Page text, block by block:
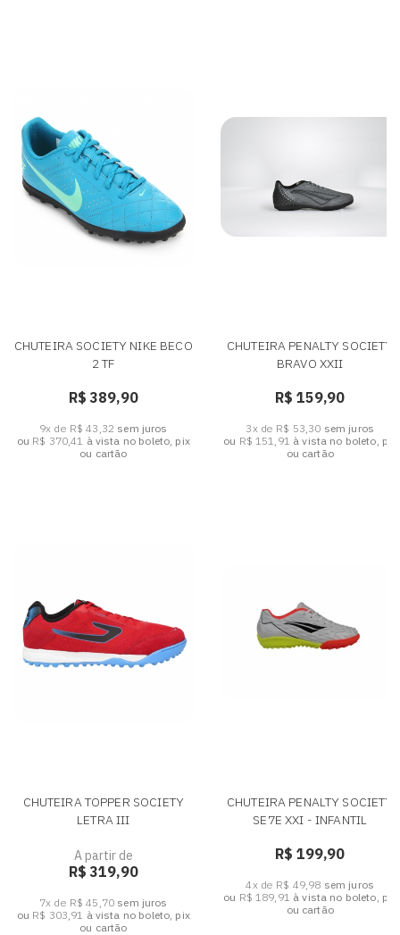
CHUTEIRA SOCIETY NIKE BECO
2 TF
R$ 389,90
9x de R$ 43,32 sem juros
ou R$ 370,41 à vista no boleto, pix
ou cartão
CHUTEIRA PENALTY SOCIETY
BRAVO XXII
R$ 159,90
3x de R$ 53,30 sem juros
ou R$ 151,91 à vista no boleto, pix
ou cartão
CHUTEIRA TOPPER SOCIETY
LETRA III
A partir de
R$ 319,90
7x de R$ 45,70 sem juros
ou R$ 303,91 à vista no boleto, pix
ou cartão
CHUTEIRA PENALTY SOCIETY
SE7E XXI - INFANTIL
R$ 199,90
4x de R$ 49,98 sem juros
ou R$ 189,91 à vista no boleto, pix
ou cartão